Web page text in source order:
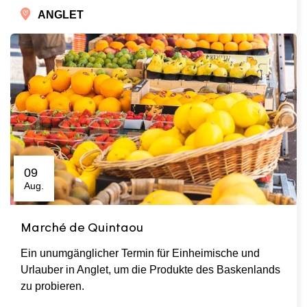
ANGLET
09
Aug.
Marché de Quintaou
Ein unumgänglicher Termin für Einheimische und
Urlauber in Anglet, um die Produkte des Baskenlands
zu probieren.